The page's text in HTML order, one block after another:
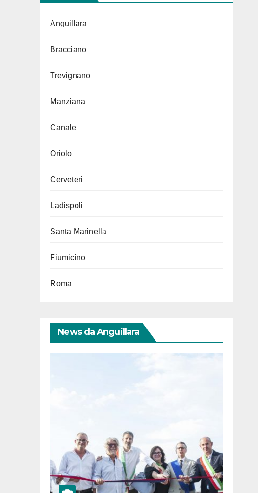
Anguillara
Bracciano
Trevignano
Manziana
Canale
Oriolo
Cerveteri
Ladispoli
Santa Marinella
Fiumicino
Roma
News da Anguillara